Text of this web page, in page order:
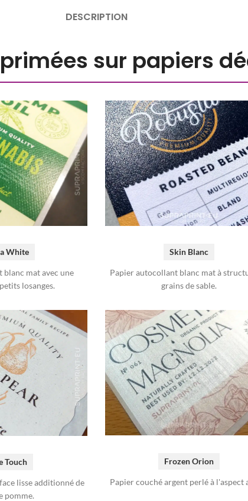
DESCRIPTION
sur papiers
White
mat avec une
losanges.
Skin Blanc
Papier autocollant blanc mat à
grains de sable.
Touch
lisse additionné de
pomme.
Frozen Orion
Papier couché argent perlé à l'aspect